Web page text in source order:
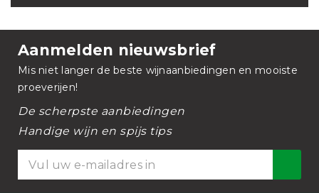
Aanmelden nieuwsbrief
Mis niet langer de beste wijnaanbiedingen en mooiste
proeverijen!
De scherpste aanbiedingen
Handige wijn en spijs tips